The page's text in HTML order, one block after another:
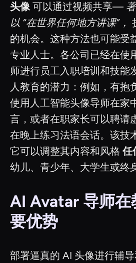
头像可以通过视频共享—
以 “在世界任何地方讲课”，
的机会。这种方法也可能受
专业人士。各公司已经在使
师进行员工入职培训和技能
人教育的潜力：例如，有抱
使用人工智能头像导师在家
言，或者在职家长可以聘请
在晚上练习法语会话。该技
它可以调整其内容和风格任
幼儿、青少年、大学生或终
AI Avatar 导师在
要优势
部署逼真的 AI 头像进行辅